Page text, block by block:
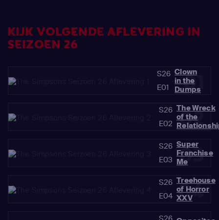
KIJK VOLGENDE AFLEVERING IN
SEIZOEN 26
01
S26
E01
Clown
in the
Dumps
02
S26
E02
The Wreck
of the
03
S26
E03
Super
Franchise
Me
04
S26
E04
Treehouse
of Horror
XXV